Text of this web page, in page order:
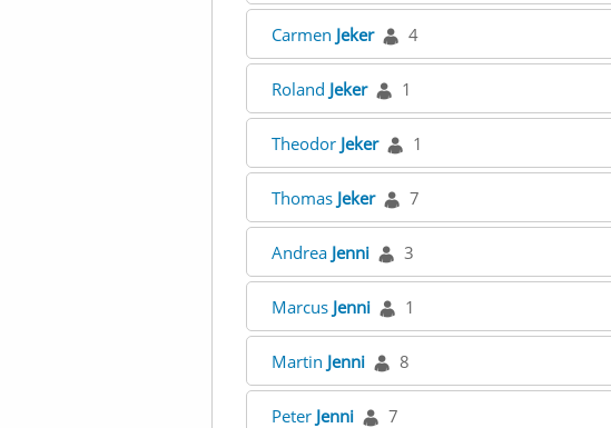
Carmen Jeker 4
Roland Jeker 1
Theodor Jeker 1
Thomas Jeker 7
Andrea Jenni 3
Marcus Jenni 1
Martin Jenni 8
Peter Jenni 7